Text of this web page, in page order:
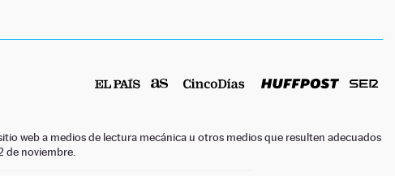
web a medios de lectura mecánica u otros medios que resulten adecuados
de noviembre.